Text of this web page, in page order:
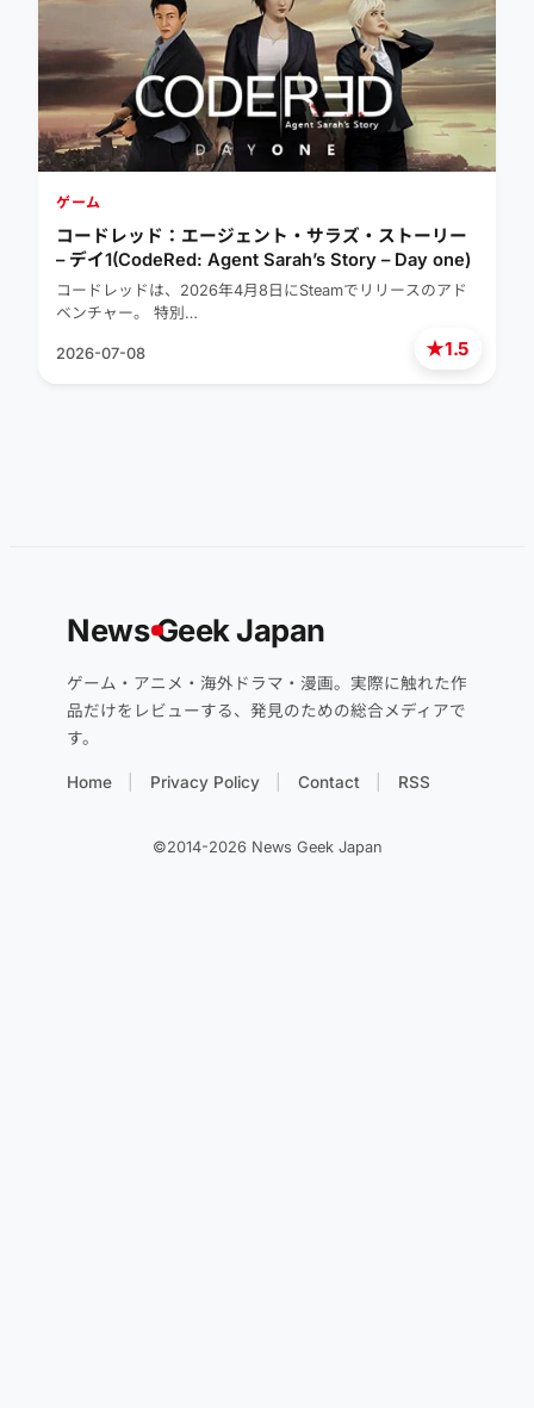
★1.5
ゲーム
コードレッド：エージェント・サラズ・ストーリー
– デイ1(CodeRed: Agent Sarah’s Story – Day one)
コードレッドは、2026年4月8日にSteamでリリースのアド
ベンチャー。 特別…
2026-07-08
NewsGeek Japan
ゲーム・アニメ・海外ドラマ・漫画。実際に触れた作
品だけをレビューする、発見のための総合メディアで
す。
Home Privacy Policy Contact RSS
©2014-2026 News Geek Japan